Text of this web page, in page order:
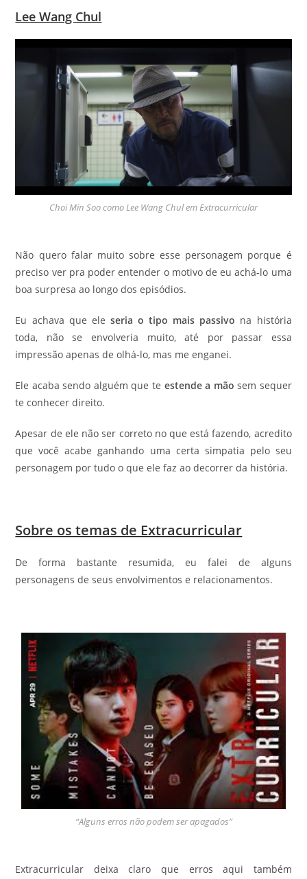
Lee Wang Chul
Choi Min Soo como Lee Wang Chul em Extracurricular
Não quero falar muito sobre esse personagem porque é
preciso ver pra poder entender o motivo de eu achá-lo uma
boa surpresa ao longo dos episódios.
Eu achava que ele seria o tipo mais passivo na história
toda, não se envolveria muito, até por passar essa
impressão apenas de olhá-lo, mas me enganei.
Ele acaba sendo alguém que te estende a mão sem sequer
te conhecer direito.
Apesar de ele não ser correto no que está fazendo, acredito
que você acabe ganhando uma certa simpatia pelo seu
personagem por tudo o que ele faz ao decorrer da história.
Sobre os temas de Extracurricular
De forma bastante resumida, eu falei de alguns
personagens de seus envolvimentos e relacionamentos.
“Alguns erros não podem ser apagados”
Extracurricular deixa claro que erros aqui também